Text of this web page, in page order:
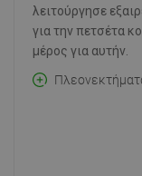
λειτούργησε
για την πετσέτα
μέρος για αυτήν.